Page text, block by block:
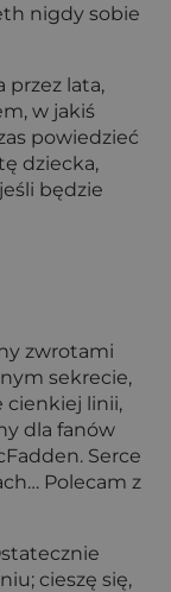
nigdy sobie
przez lata,
w jakiś
powiedzieć
dziecka,
będzie
zwrotami
sekrecie,
cienkiej linii,
dla fanów
Serce
Polecam z
cieszę się,